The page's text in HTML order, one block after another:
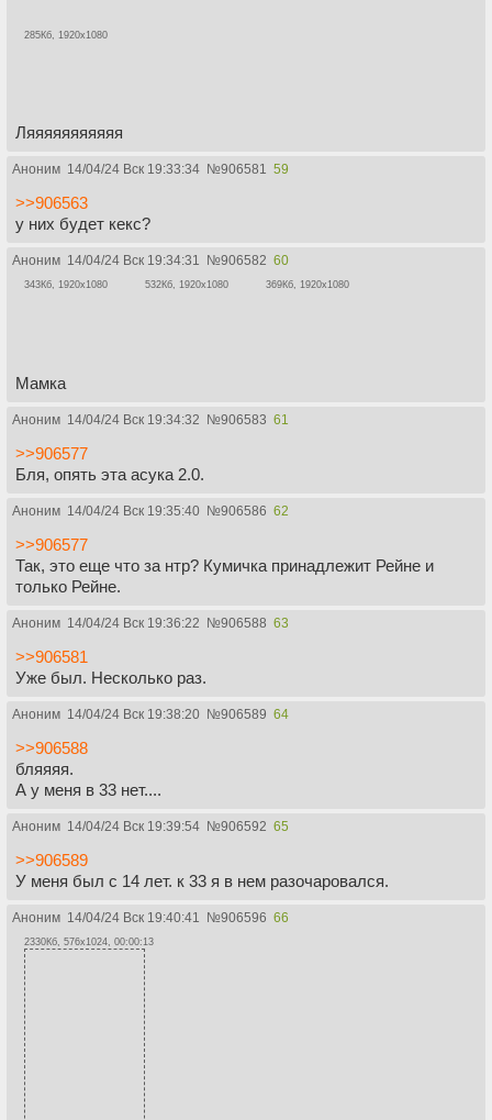
285Кб, 1920x1080
Ляяяяяяяяяяя
Аноним 14/04/24 Вск 19:33:34 №906581 59
>>906563
у них будет кекс?
Аноним 14/04/24 Вск 19:34:31 №906582 60
343Кб, 1920x1080 532Кб, 1920x1080 369Кб, 1920x1080
Мамка
Аноним 14/04/24 Вск 19:34:32 №906583 61
>>906577
Бля, опять эта асука 2.0.
Аноним 14/04/24 Вск 19:35:40 №906586 62
>>906577
Так, это еще что за нтр? Кумичка принадлежит Рейне и
только Рейне.
Аноним 14/04/24 Вск 19:36:22 №906588 63
>>906581
Уже был. Несколько раз.
Аноним 14/04/24 Вск 19:38:20 №906589 64
>>906588
бляяяя.
А у меня в 33 нет....
Аноним 14/04/24 Вск 19:39:54 №906592 65
>>906589
У меня был с 14 лет. к 33 я в нем разочаровался.
Аноним 14/04/24 Вск 19:40:41 №906596 66
2330Кб, 576x1024, 00:00:13